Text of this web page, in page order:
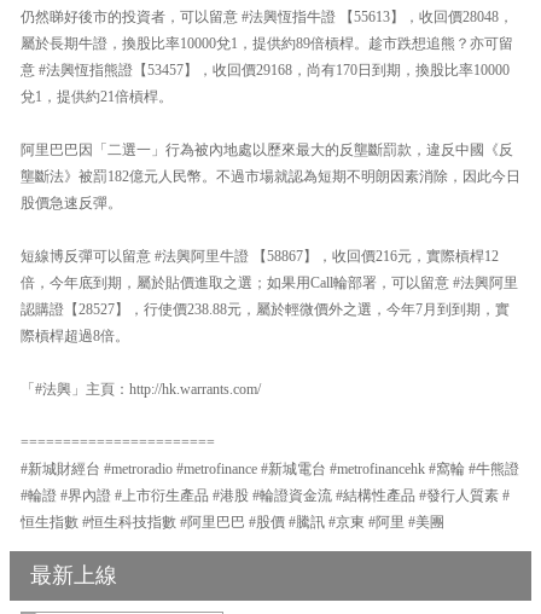
仍然睇好後市的投資者，可以留意 #法興恆指牛證 【55613】，收回價28048，
屬於長期牛證，換股比率10000兌1，提供約89倍槓桿。趁市跌想追熊？亦可留
意 #法興恆指熊證【53457】，收回價29168，尚有170日到期，換股比率10000
兌1，提供約21倍槓桿。
阿里巴巴因「二選一」行為被內地處以歷來最大的反壟斷罰款，違反中國《反
壟斷法》被罰182億元人民幣。不過市場就認為短期不明朗因素消除，因此今日
股價急速反彈。
短線博反彈可以留意 #法興阿里牛證 【58867】，收回價216元，實際槓桿12
倍，今年底到期，屬於貼價進取之選；如果用Call輪部署，可以留意 #法興阿里
認購證【28527】，行使價238.88元，屬於輕微價外之選，今年7月到到期，實
際槓桿超過8倍。
「#法興」主頁：http://hk.warrants.com/
=======================
#新城財經台 #metroradio #metrofinance #新城電台 #metrofinancehk #窩輪 #牛熊證
#輪證 #界內證 #上市衍生產品 #港股 #輪證資金流 #結構性產品 #發行人質素 #
恒生指數 #恒生科技指數 #阿里巴巴 #股價 #騰訊 #京東 #阿里 #美團
最新上線